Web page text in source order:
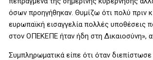
όσων προηγήθηκαν. Θυμίζω ότι πολύ πριν
ευρωπαϊκή εισαγγελία πολλές υποθέσεις
στον ΟΠΕΚΕΠΕ ήταν ήδη στη Δικαιοσύνη»,
Συμπληρωματικά είπε ότι όταν